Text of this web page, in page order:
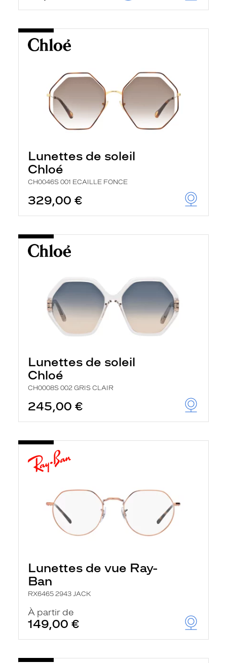
Lunettes de soleil
Chloé
CH0046S 001 ECAILLE FONCE
329,00 €
Lunettes de soleil
Chloé
CH0008S 002 GRIS CLAIR
245,00 €
Lunettes de vue Ray-
Ban
RX6465 2943 JACK
À partir de
149,00 €